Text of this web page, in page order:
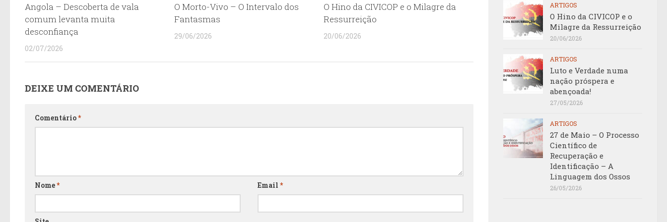
Angola – Descoberta de vala
comum levanta muita
desconfiança
02/07/2026
O Morto-Vivo – O Intervalo dos
Fantasmas
29/06/2026
O Hino da CIVICOP e o Milagre da
Ressurreição
20/06/2026
DEIXE UM COMENTÁRIO
Comentário*
Nome* Email*
ARTIGOS
O Hino da CIVICOP e o
Milagre da Ressurreição
20/06/2026
ARTIGOS
Luto e Verdade numa
nação próspera e
abençoada!
27/05/2026
ARTIGOS
27 de Maio – O Processo
Científico de
Recuperação e
Identificação – A
Linguagem dos Ossos
26/05/2026